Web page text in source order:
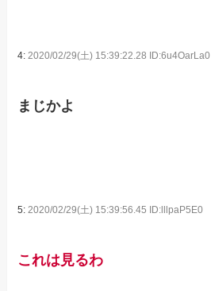
4: 2020/02/29(土) 15:39:22.28 ID:6u4OarLa0
まじかよ
5:2020/02/29(土) 15:39:56.45 ID:lllpaP5E0
これは見るわ